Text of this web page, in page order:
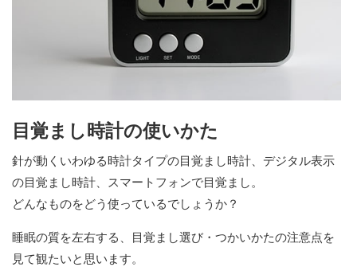
目覚まし時計の使いかた
針が動くいわゆる時計タイプの目覚まし時計、デジタル表示
の目覚まし時計、スマートフォンで目覚まし。
どんなものをどう使っているでしょうか？
睡眠の質を左右する、目覚まし選び・つかいかたの注意点を
見て観たいと思います。